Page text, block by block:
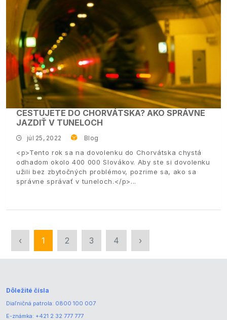
CESTUJETE DO CHORVÁTSKA? AKO SPRÁVNE
JAZDIŤ V TUNELOCH
júl 25, 2022 Blog
<p>Tento rok sa na dovolenku do Chorvátska chystá
odhadom okolo 400 000 Slovákov. Aby ste si dovolenku
užili bez zbytočných problémov, pozrime sa, ako sa
správne správať v tuneloch.</p>
‹ 1 2 3 4 ›
Dôležité čísla
Diaľničná patrola: 0800 100 007
E-známka: +421 2 32 777 777